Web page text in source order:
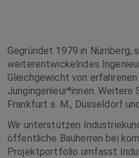
Gegründet 1979 in Nürnberg,
weiterentwickelndes
Gleichgewicht von erfahrenen
Jungingenieur*innen.
Frankfurt a. M., Düsseldorf
Wir unterstützen
öffentliche Bauherren bei
Projektportfolio umfasst